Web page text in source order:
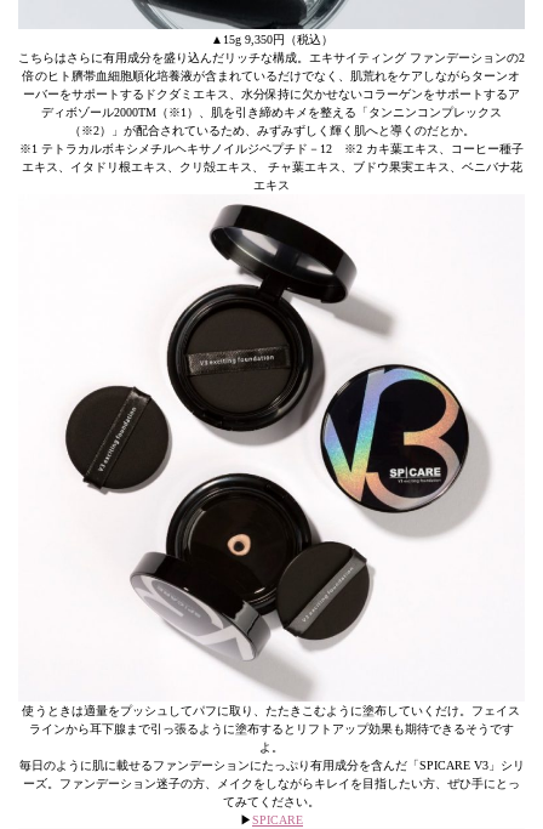
▲15g 9,350円（税込）
こちらはさらに有用成分を盛り込んだリッチな構成。エキサイティング ファンデーションの2
倍のヒト臍帯血細胞順化培養液が含まれているだけでなく、肌荒れをケアしながらターンオ
ーバーをサポートするドクダミエキス、水分保持に欠かせないコラーゲンをサポートするア
ディボゾール2000TM（※1）、肌を引き締めキメを整える「タンニンコンプレックス
（※2）」が配合されているため、みずみずしく輝く肌へと導くのだとか。
※1 テトラカルボキシメチルヘキサノイルジペプチド－12 ※2 カキ葉エキス、コーヒー種子
エキス、イタドリ根エキス、クリ殻エキス、 チャ葉エキス、ブドウ果実エキス、ベニバナ花
エキス
使うときは適量をプッシュしてパフに取り、たたきこむように塗布していくだけ。フェイス
ラインから耳下腺まで引っ張るように塗布するとリフトアップ効果も期待できるそうです
よ。
毎日のように肌に載せるファンデーションにたっぷり有用成分を含んだ「SPICARE V3」シリ
ーズ。ファンデーション迷子の方、メイクをしながらキレイを目指したい方、ぜひ手にとっ
てみてください。
▶︎SPICARE